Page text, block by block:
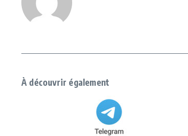
À découvrir également